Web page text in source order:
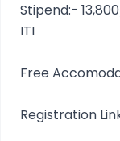
Stipend:-
ITI
Free
Registration